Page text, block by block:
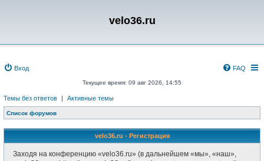
velo36.ru
Вход FAQ
Текущее время: 09 авг 2026, 14:55
Темы без ответов | Активные темы
Список форумов
velo36.ru - Регистрация
Заходя на конференцию «velo36.ru» (в дальнейшем «мы», «наш»,